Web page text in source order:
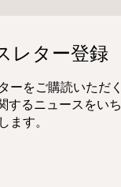
レター登録
ーをご購読いただく
するニュースをいち
ます。